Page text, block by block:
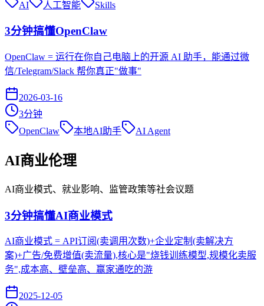
AI
人工智能 Skills
3分钟搞懂OpenClaw
OpenClaw = 运行在你自己电脑上的开源 AI 助手，能通过微
信/Telegram/Slack 帮你真正"做事"
2026-03-16
3分钟
OpenClaw
本地AI助手 AI Agent
AI商业伦理
AI商业模式、就业影响、监管政策等社会议题
3分钟搞懂AI商业模式
AI商业模式 = API订阅(卖调用次数)+企业定制(卖解决方
案)+广告/免费增值(卖流量),核心是"烧钱训练模型,规模化卖服
务",成本高、壁垒高、赢家通吃的游
2025-12-05